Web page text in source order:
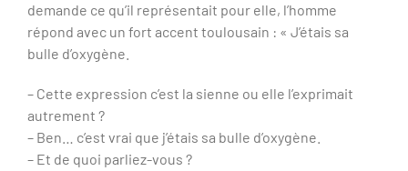
demande ce qu’il représentait pour elle, l’homme
répond avec un fort accent toulousain : « J’étais sa
bulle d’oxygène.
– Cette expression c’est la sienne ou elle l’exprimait
autrement ?
– Ben… c’est vrai que j’étais sa bulle d’oxygène.
– Et de quoi parliez-vous ?